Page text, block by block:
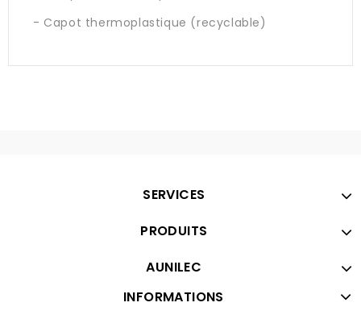
- Capot thermoplastique (recyclable)
SERVICES
PRODUITS
AUNILEC
INFORMATIONS